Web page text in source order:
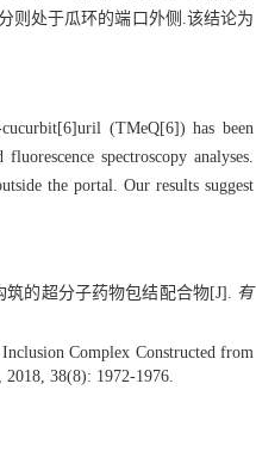
则处于瓜环的端口外侧.该结论为
cucurbit[6]uril (TMeQ[6]) has been
spectroscopy analyses.
the portal. Our results suggest
的超分子药物包结配合物[J]. 有
Complex Constructed from
38(8): 1972-1976.